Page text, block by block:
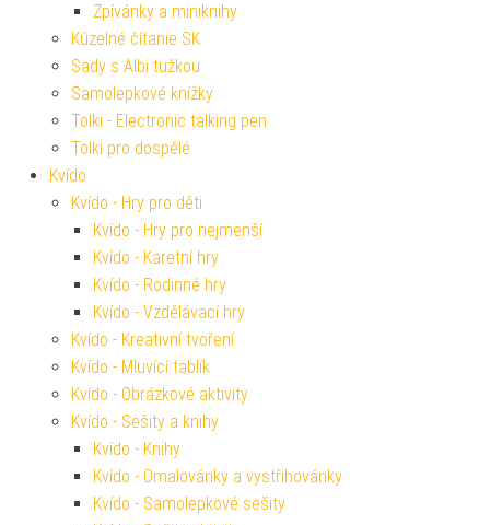
Zpívánky a miniknihy
Kúzelné čítanie SK
Sady s Albi tužkou
Samolepkové knížky
Tolki - Electronic talking pen
Tolki pro dospělé
Kvído
Kvído - Hry pro děti
Kvído - Hry pro nejmenší
Kvído - Karetní hry
Kvído - Rodinné hry
Kvído - Vzdělávací hry
Kvído - Kreativní tvoření
Kvído - Mluvící tablík
Kvído - Obrázkové aktivity
Kvído - Sešity a knihy
Kvído - Knihy
Kvído - Omalovánky a vystřihovánky
Kvído - Samolepkové sešity